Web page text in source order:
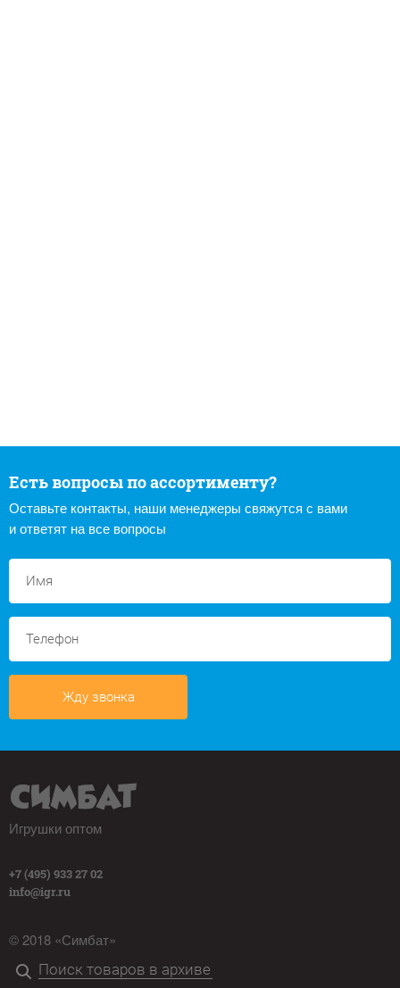
Есть вопросы по ассортименту?
Оставьте контакты, наши менеджеры свяжутся с вами
и ответят на все вопросы
Жду звонка
Игрушки оптом
+7 (495) 933 27 02
info@igr.ru
© 2018 «Симбат»